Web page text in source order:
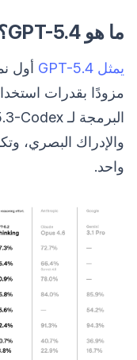
ما هو GPT-5.4؟
يمثل GPT-5.4
مزودًا بقدرات
والإدراك البصري،
واحد.